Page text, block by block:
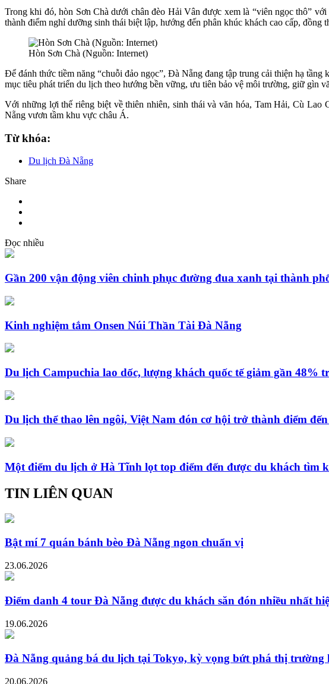
Trong khi đó, hòn Sơn Chà dưới chân đèo Hải Vân được xem là “viên ngọc thô”
thành điểm nghỉ dưỡng sinh thái biệt lập, hướng đến phân khúc khách cao cấp, đồng
Hòn Sơn Chà (Nguồn: Internet)
Để đánh thức tiềm năng “chuỗi đảo ngọc”, Đà Nẵng đang tập trung cải thiện hạ
mục tiêu phát triển du lịch theo hướng bền vững, ưu tiên bảo vệ môi trường, giữ gìn
Với những lợi thế riêng biệt về thiên nhiên, sinh thái và văn hóa, Tam Hải, Cù
Nẵng vươn tầm khu vực châu Á.
Từ khóa:
Du lịch Đà Nẵng
Share
Đọc nhiều
Gần 200 vận động viên chinh phục đường đua xanh tại thành
Kinh nghiệm tắm Onsen Núi Thần Tài Đà Nẵng
Du lịch Campuchia lao dốc, lượng khách quốc tế giảm gần 48%
Du lịch thể thao lên ngôi, Việt Nam đón cơ hội trở thành điểm
Một điểm du lịch ở Hà Tĩnh lọt top điểm đến được du khách tìm
TIN LIÊN QUAN
Bật mí 7 quán bánh bèo Đà Nẵng ngon chuẩn vị
23.06.2026
Điểm danh 4 tour Đà Nẵng được du khách săn đón nhiều nhất
19.06.2026
Đà Nẵng quảng bá du lịch tại Tokyo, kỳ vọng bứt phá thị trường
20.06.2026